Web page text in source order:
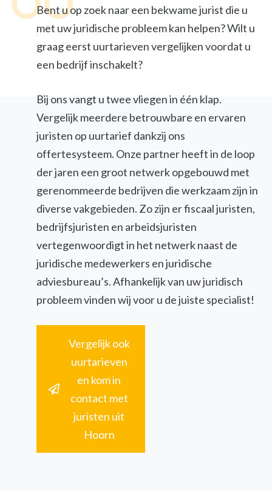
Bent u op zoek naar een bekwame jurist die u
met uw juridische probleem kan helpen? Wilt u
graag eerst uurtarieven vergelijken voordat u
een bedrijf inschakelt?
Bij ons vangt u twee vliegen in één klap.
Vergelijk meerdere betrouwbare en ervaren
juristen op uurtarief dankzij ons
offertesysteem. Onze partner heeft in de loop
der jaren een groot netwerk opgebouwd met
gerenommeerde bedrijven die werkzaam zijn in
diverse vakgebieden. Zo zijn er fiscaal juristen,
bedrijfsjuristen en arbeidsjuristen
vertegenwoordigt in het netwerk naast de
juridische medewerkers en juridische
adviesbureau’s. Afhankelijk van uw juridisch
probleem vinden wij voor u de juiste specialist!
Vergelijk ook
uurtarieven
en kom in
contact met
juristen uit
Hoorn